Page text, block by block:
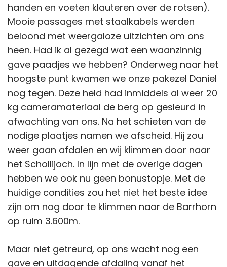
handen en voeten klauteren over de rotsen).
Mooie passages met staalkabels werden
beloond met weergaloze uitzichten om ons
heen. Had ik al gezegd wat een waanzinnig
gave paadjes we hebben? Onderweg naar het
hoogste punt kwamen we onze pakezel Daniel
nog tegen. Deze held had inmiddels al weer 20
kg cameramateriaal de berg op gesleurd in
afwachting van ons. Na het schieten van de
nodige plaatjes namen we afscheid. Hij zou
weer gaan afdalen en wij klimmen door naar
het Schollijoch. In lijn met de overige dagen
hebben we ook nu geen bonustopje. Met de
huidige condities zou het niet het beste idee
zijn om nog door te klimmen naar de Barrhorn
op ruim 3.600m.
Maar niet getreurd, op ons wacht nog een
gave en uitdagende afdaling vanaf het